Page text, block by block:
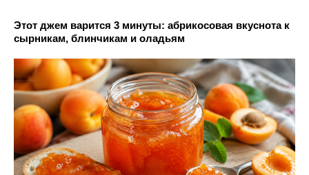
Этот джем варится 3 минуты: абрикосовая вкуснота к
сырникам, блинчикам и оладьям